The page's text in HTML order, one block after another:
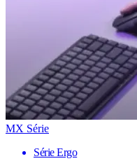
MX Série
Série Ergo